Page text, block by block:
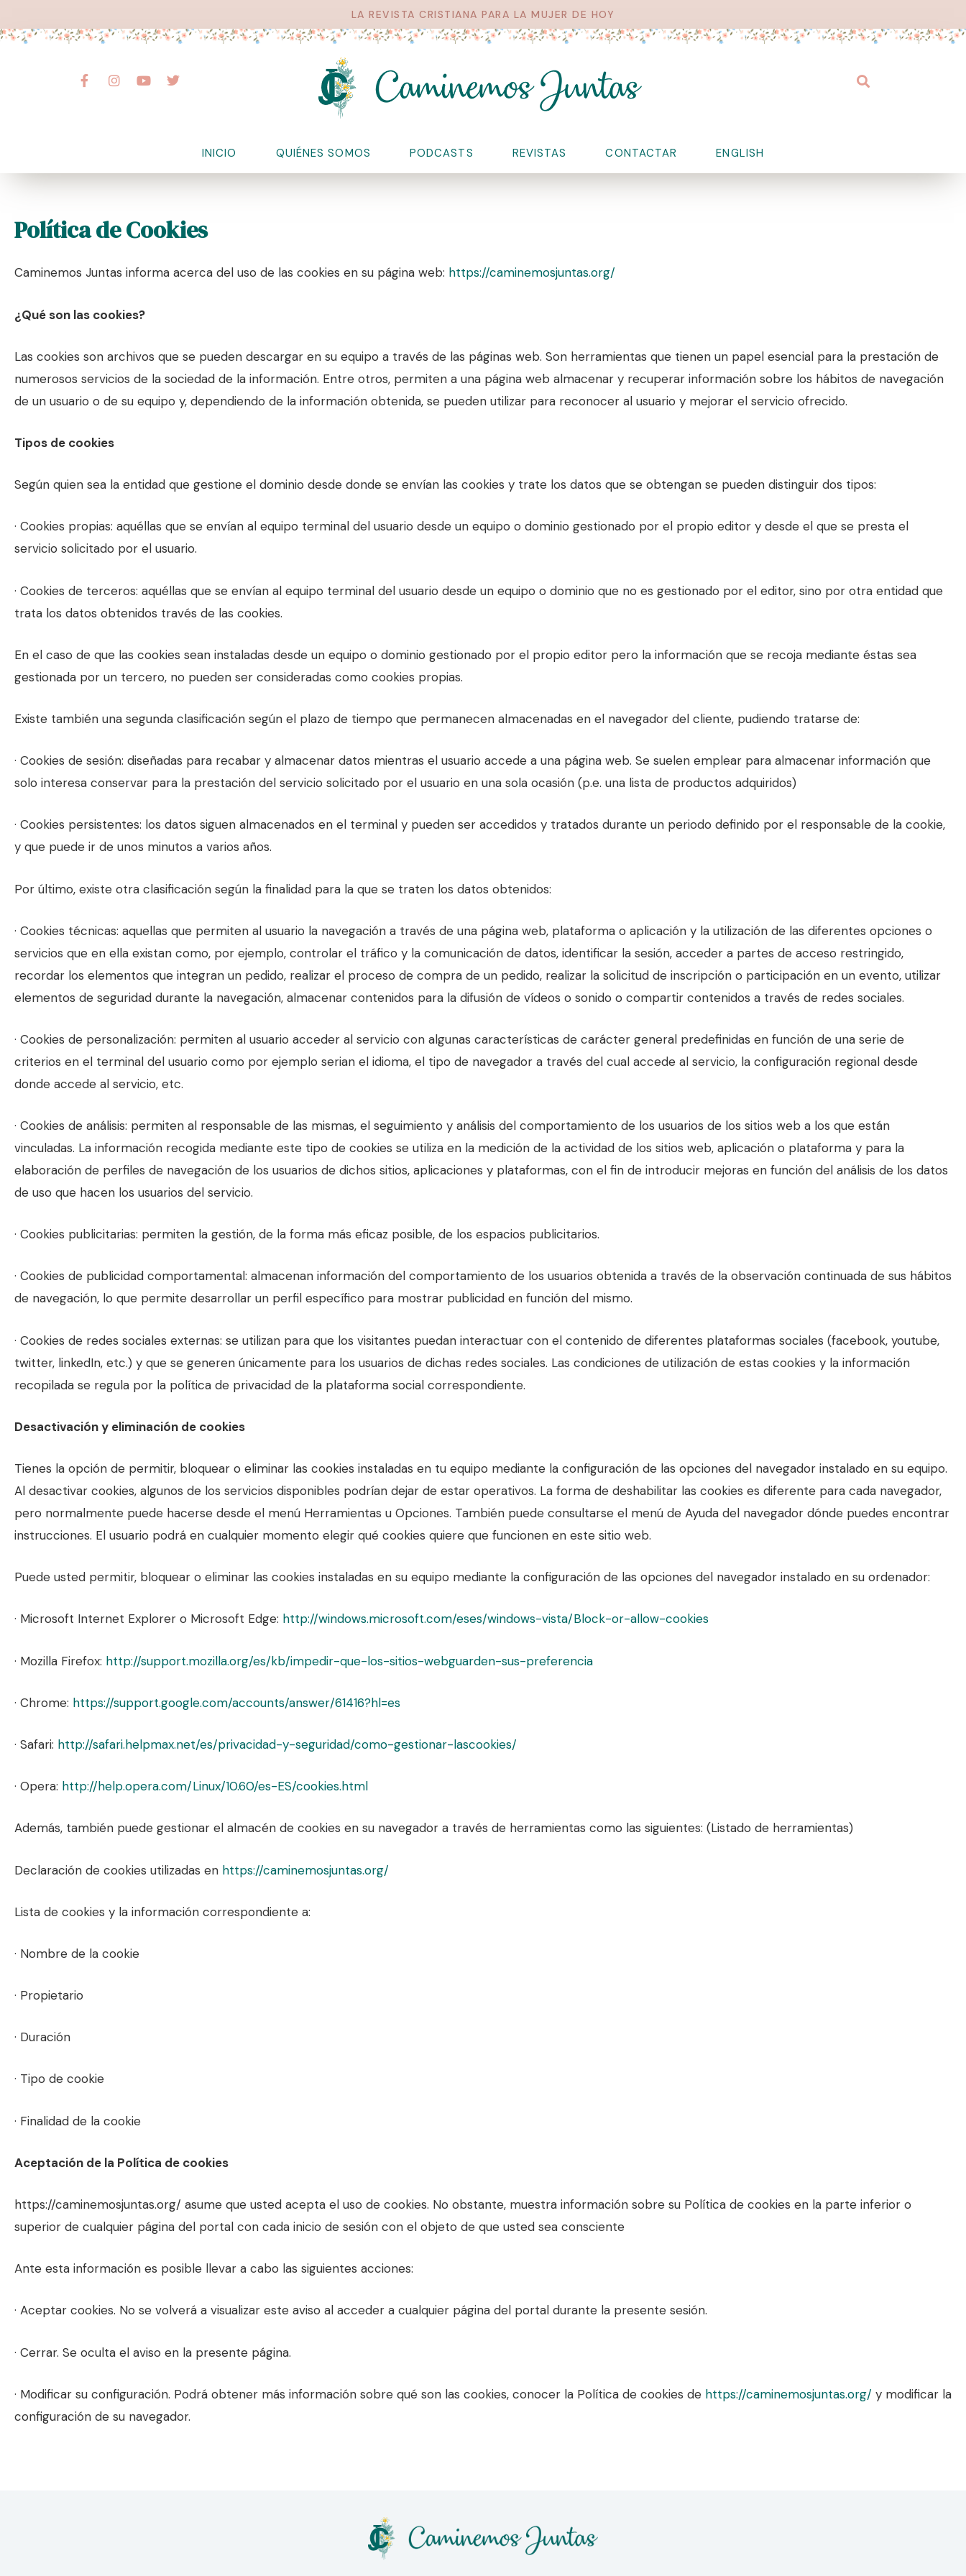
al
LA REVISTA CRISTIANA PARA LA MUJER DE HOY
F
a
-
I
n
m
Y
o
T
w Buscar
INICIO QUIÉNES SOMOS PODCASTS REVISTAS CONTACTAR ENGLISH
Política de Cookies
Caminemos Juntas informa acerca del uso de las cookies en su página web: https://caminemosjuntas.org/
¿Qué son las cookies?
Las cookies son archivos que se pueden descargar en su equipo a través de las páginas web. Son herramientas que tienen un papel esencial para la prestación de
numerosos servicios de la sociedad de la información. Entre otros, permiten a una página web almacenar y recuperar información sobre los hábitos de navegación
de un usuario o de su equipo y, dependiendo de la información obtenida, se pueden utilizar para reconocer al usuario y mejorar el servicio ofrecido.
Tipos de cookies
Según quien sea la entidad que gestione el dominio desde donde se envían las cookies y trate los datos que se obtengan se pueden distinguir dos tipos:
· Cookies propias: aquéllas que se envían al equipo terminal del usuario desde un equipo o dominio gestionado por el propio editor y desde el que se presta el
servicio solicitado por el usuario.
· Cookies de terceros: aquéllas que se envían al equipo terminal del usuario desde un equipo o dominio que no es gestionado por el editor, sino por otra entidad que
trata los datos obtenidos través de las cookies.
En el caso de que las cookies sean instaladas desde un equipo o dominio gestionado por el propio editor pero la información que se recoja mediante éstas sea
gestionada por un tercero, no pueden ser consideradas como cookies propias.
Existe también una segunda clasificación según el plazo de tiempo que permanecen almacenadas en el navegador del cliente, pudiendo tratarse de:
· Cookies de sesión: diseñadas para recabar y almacenar datos mientras el usuario accede a una página web. Se suelen emplear para almacenar información que
solo interesa conservar para la prestación del servicio solicitado por el usuario en una sola ocasión (p.e. una lista de productos adquiridos)
· Cookies persistentes: los datos siguen almacenados en el terminal y pueden ser accedidos y tratados durante un periodo definido por el responsable de la cookie,
y que puede ir de unos minutos a varios años.
Por último, existe otra clasificación según la finalidad para la que se traten los datos obtenidos:
· Cookies técnicas: aquellas que permiten al usuario la navegación a través de una página web, plataforma o aplicación y la utilización de las diferentes opciones o
servicios que en ella existan como, por ejemplo, controlar el tráfico y la comunicación de datos, identificar la sesión, acceder a partes de acceso restringido,
recordar los elementos que integran un pedido, realizar el proceso de compra de un pedido, realizar la solicitud de inscripción o participación en un evento, utilizar
elementos de seguridad durante la navegación, almacenar contenidos para la difusión de vídeos o sonido o compartir contenidos a través de redes sociales.
· Cookies de personalización: permiten al usuario acceder al servicio con algunas características de carácter general predefinidas en función de una serie de
criterios en el terminal del usuario como por ejemplo serian el idioma, el tipo de navegador a través del cual accede al servicio, la configuración regional desde
donde accede al servicio, etc.
· Cookies de análisis: permiten al responsable de las mismas, el seguimiento y análisis del comportamiento de los usuarios de los sitios web a los que están
vinculadas. La información recogida mediante este tipo de cookies se utiliza en la medición de la actividad de los sitios web, aplicación o plataforma y para la
elaboración de perfiles de navegación de los usuarios de dichos sitios, aplicaciones y plataformas, con el fin de introducir mejoras en función del análisis de los datos
de uso que hacen los usuarios del servicio.
· Cookies publicitarias: permiten la gestión, de la forma más eficaz posible, de los espacios publicitarios.
· Cookies de publicidad comportamental: almacenan información del comportamiento de los usuarios obtenida a través de la observación continuada de sus hábitos
de navegación, lo que permite desarrollar un perfil específico para mostrar publicidad en función del mismo.
· Cookies de redes sociales externas: se utilizan para que los visitantes puedan interactuar con el contenido de diferentes plataformas sociales (facebook, youtube,
twitter, linkedIn, etc.) y que se generen únicamente para los usuarios de dichas redes sociales. Las condiciones de utilización de estas cookies y la información
recopilada se regula por la política de privacidad de la plataforma social correspondiente.
Desactivación y eliminación de cookies
Tienes la opción de permitir, bloquear o eliminar las cookies instaladas en tu equipo mediante la configuración de las opciones del navegador instalado en su equipo.
Al desactivar cookies, algunos de los servicios disponibles podrían dejar de estar operativos. La forma de deshabilitar las cookies es diferente para cada navegador,
pero normalmente puede hacerse desde el menú Herramientas u Opciones. También puede consultarse el menú de Ayuda del navegador dónde puedes encontrar
instrucciones. El usuario podrá en cualquier momento elegir qué cookies quiere que funcionen en este sitio web.
Puede usted permitir, bloquear o eliminar las cookies instaladas en su equipo mediante la configuración de las opciones del navegador instalado en su ordenador:
· Microsoft Internet Explorer o Microsoft Edge: http://windows.microsoft.com/eses/windows-vista/Block-or-allow-cookies
· Mozilla Firefox: http://support.mozilla.org/es/kb/impedir-que-los-sitios-webguarden-sus-preferencia
· Chrome: https://support.google.com/accounts/answer/61416?hl=es
· Safari: http://safari.helpmax.net/es/privacidad-y-seguridad/como-gestionar-lascookies/
· Opera: http://help.opera.com/Linux/10.60/es-ES/cookies.html
Además, también puede gestionar el almacén de cookies en su navegador a través de herramientas como las siguientes: (Listado de herramientas)
Declaración de cookies utilizadas en https://caminemosjuntas.org/
Lista de cookies y la información correspondiente a:
· Nombre de la cookie
· Propietario
· Duración
· Tipo de cookie
· Finalidad de la cookie
Aceptación de la Política de cookies
https://caminemosjuntas.org/ asume que usted acepta el uso de cookies. No obstante, muestra información sobre su Política de cookies en la parte inferior o
superior de cualquier página del portal con cada inicio de sesión con el objeto de que usted sea consciente
Ante esta información es posible llevar a cabo las siguientes acciones:
· Aceptar cookies. No se volverá a visualizar este aviso al acceder a cualquier página del portal durante la presente sesión.
· Cerrar. Se oculta el aviso en la presente página.
· Modificar su configuración. Podrá obtener más información sobre qué son las cookies, conocer la Política de cookies de https://caminemosjuntas.org/ y modificar la
configuración de su navegador.